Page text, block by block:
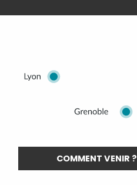
COMMENT VENIR ?